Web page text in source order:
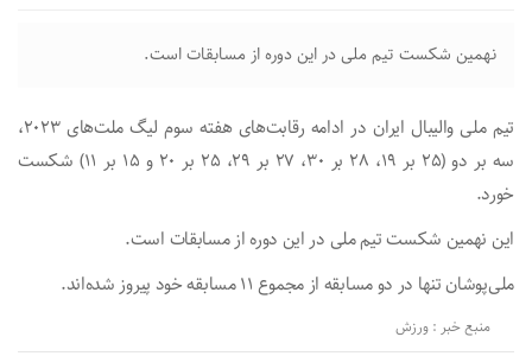
نهمین شکست تیم ملی در این دوره از مسابقات است.
تیم ملی والیبال ایران در ادامه رقابت‌های هفته سوم لیگ ملت‌های ۲۰۲۳،
سه بر دو (۲۵ بر ۱۹، ۲۸ بر ۳۰، ۲۷ بر ۲۹، ۲۵ بر ۲۰ و ۱۵ بر ۱۱) شکست
خورد.
این نهمین شکست تیم ملی در این دوره از مسابقات است.
ملی‌پوشان تنها در دو مسابقه از مجموع ۱۱ مسابقه خود پیروز شده‌اند.
منبع خبر : ورزش